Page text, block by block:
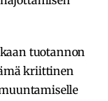
tuotannon
kriittinen